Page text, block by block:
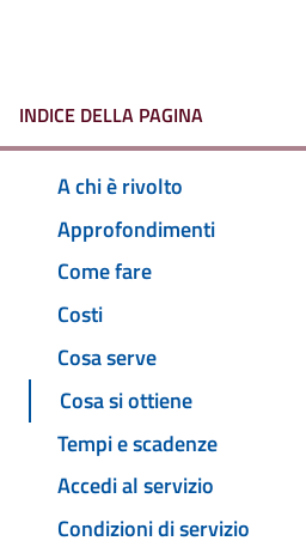
INDICE DELLA PAGINA
A chi è rivolto
Approfondimenti
Come fare
Costi
Cosa serve
Cosa si ottiene
Tempi e scadenze
Accedi al servizio
Condizioni di servizio